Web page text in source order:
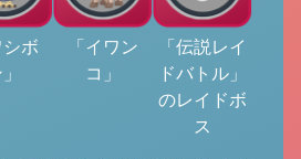
シボ
「イワン
コ」
「伝説レイ
ドバトル」
のレイドボ
ス